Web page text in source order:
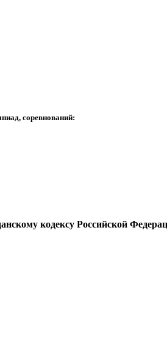
соревнований:
кодексу Российской